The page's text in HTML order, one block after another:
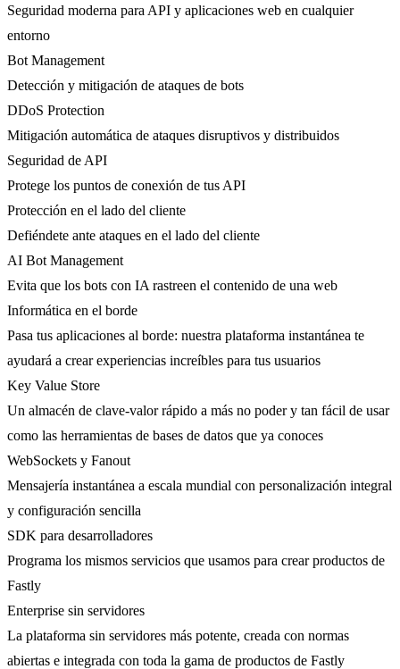
Seguridad moderna para API y aplicaciones web en cualquier
entorno
Bot Management
Detección y mitigación de ataques de bots
DDoS Protection
Mitigación automática de ataques disruptivos y distribuidos
Seguridad de API
Protege los puntos de conexión de tus API
Protección en el lado del cliente
Defiéndete ante ataques en el lado del cliente
AI Bot Management
Evita que los bots con IA rastreen el contenido de una web
Informática en el borde
Pasa tus aplicaciones al borde: nuestra plataforma instantánea te
ayudará a crear experiencias increíbles para tus usuarios
Key Value Store
Un almacén de clave-valor rápido a más no poder y tan fácil de usar
como las herramientas de bases de datos que ya conoces
WebSockets y Fanout
Mensajería instantánea a escala mundial con personalización integral
y configuración sencilla
SDK para desarrolladores
Programa los mismos servicios que usamos para crear productos de
Fastly
Enterprise sin servidores
La plataforma sin servidores más potente, creada con normas
abiertas e integrada con toda la gama de productos de Fastly